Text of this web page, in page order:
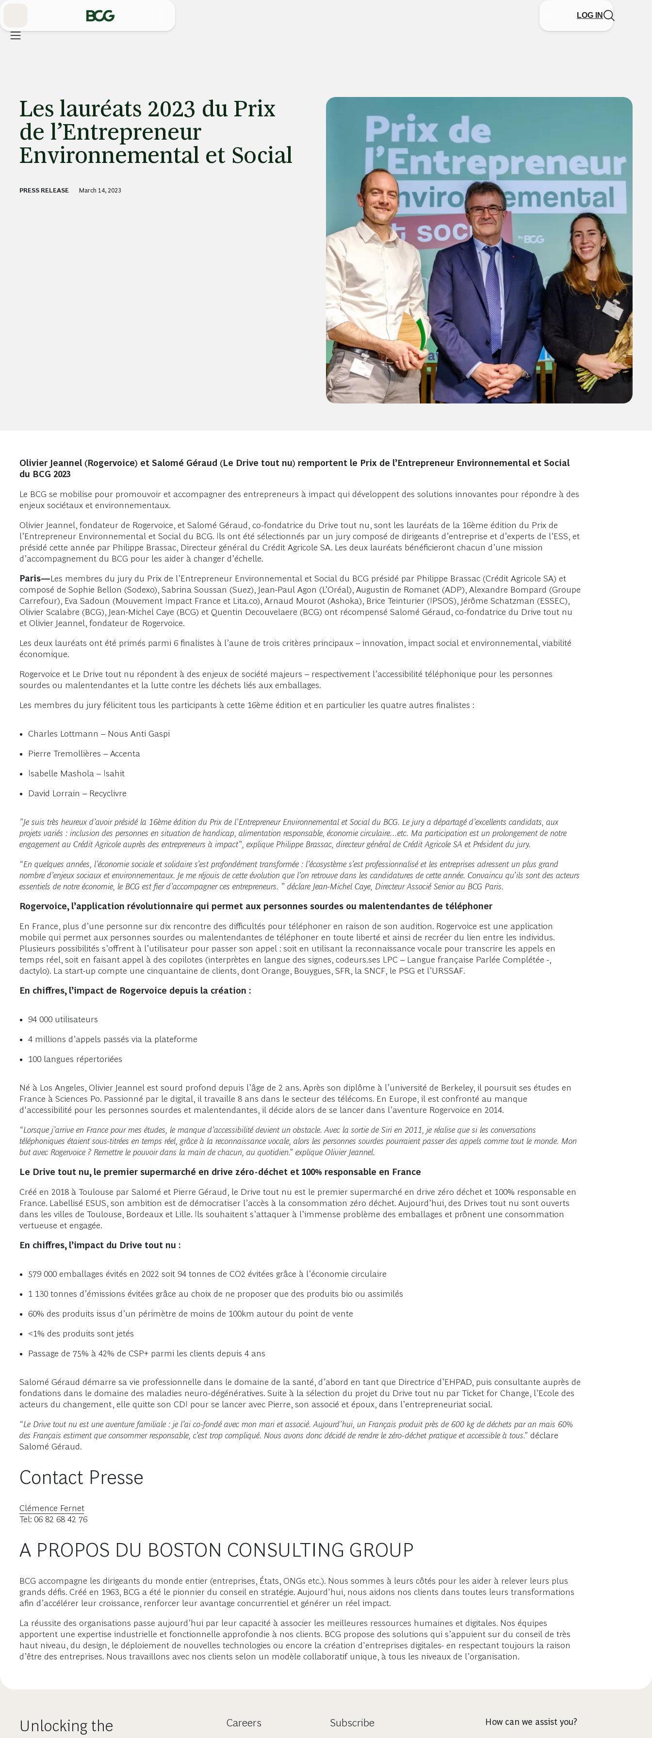
LOG IN
Les lauréats 2023 du Prix
de l’Entrepreneur
Environnemental et Social
PRESS RELEASE March 14, 2023
Olivier Jeannel (Rogervoice) et Salomé Géraud (Le Drive tout nu) remportent le Prix de l’Entrepreneur Environnemental et Social
du BCG 2023
Le BCG se mobilise pour promouvoir et accompagner des entrepreneurs à impact qui développent des solutions innovantes pour répondre à des
enjeux sociétaux et environnementaux.
Olivier Jeannel, fondateur de Rogervoice, et Salomé Géraud, co-fondatrice du Drive tout nu, sont les lauréats de la 16ème édition du Prix de
l’Entrepreneur Environnemental et Social du BCG. Ils ont été sélectionnés par un jury composé de dirigeants d’entreprise et d’experts de l’ESS, et
présidé cette année par Philippe Brassac, Directeur général du Crédit Agricole SA. Les deux lauréats bénéficieront chacun d’une mission
d’accompagnement du BCG pour les aider à changer d’échelle.
Paris—Les membres du jury du Prix de l’Entrepreneur Environnemental et Social du BCG présidé par Philippe Brassac (Crédit Agricole SA) et
composé de Sophie Bellon (Sodexo), Sabrina Soussan (Suez), Jean-Paul Agon (L’Oréal), Augustin de Romanet (ADP), Alexandre Bompard (Groupe
Carrefour), Eva Sadoun (Mouvement Impact France et Lita.co), Arnaud Mourot (Ashoka), Brice Teinturier (IPSOS), Jérôme Schatzman (ESSEC),
Olivier Scalabre (BCG), Jean-Michel Caye (BCG) et Quentin Decouvelaere (BCG) ont récompensé Salomé Géraud, co-fondatrice du Drive tout nu
et Olivier Jeannel, fondateur de Rogervoice.
Les deux lauréats ont été primés parmi 6 finalistes à l’aune de trois critères principaux – innovation, impact social et environnemental, viabilité
économique.
Rogervoice et Le Drive tout nu répondent à des enjeux de société majeurs – respectivement l’accessibilité téléphonique pour les personnes
sourdes ou malentendantes et la lutte contre les déchets liés aux emballages.
Les membres du jury félicitent tous les participants à cette 16ème édition et en particulier les quatre autres finalistes :
Charles Lottmann – Nous Anti Gaspi
Pierre Tremollières – Accenta
Isabelle Mashola – Isahit
David Lorrain – Recyclivre
”Je suis très heureux d’avoir présidé la 16ème édition du Prix de l’Entrepreneur Environnemental et Social du BCG. Le jury a départagé d’excellents candidats, aux
projets variés : inclusion des personnes en situation de handicap, alimentation responsable, économie circulaire...etc. Ma participation est un prolongement de notre
engagement au Crédit Agricole auprès des entrepreneurs à impact”, explique Philippe Brassac, directeur général de Crédit Agricole SA et Président du jury.
“En quelques années, l’économie sociale et solidaire s’est profondément transformée : l’écosystème s’est professionnalisé et les entreprises adressent un plus grand
nombre d’enjeux sociaux et environnementaux. Je me réjouis de cette évolution que l’on retrouve dans les candidatures de cette année. Convaincu qu’ils sont des acteurs
essentiels de notre économie, le BCG est fier d’accompagner ces entrepreneurs. ” déclare Jean-Michel Caye, Directeur Associé Senior au BCG Paris.
Rogervoice, l’application révolutionnaire qui permet aux personnes sourdes ou malentendantes de téléphoner
En France, plus d’une personne sur dix rencontre des difficultés pour téléphoner en raison de son audition. Rogervoice est une application
mobile qui permet aux personnes sourdes ou malentendantes de téléphoner en toute liberté et ainsi de recréer du lien entre les individus.
Plusieurs possibilités s’offrent à l’utilisateur pour passer son appel : soit en utilisant la reconnaissance vocale pour transcrire les appels en
temps réel, soit en faisant appel à des copilotes (interprètes en langue des signes, codeurs.ses LPC – Langue française Parlée Complétée -,
dactylo). La start-up compte une cinquantaine de clients, dont Orange, Bouygues, SFR, la SNCF, le PSG et l’URSSAF.
En chiffres, l’impact de Rogervoice depuis la création :
94 000 utilisateurs
4 millions d’appels passés via la plateforme
100 langues répertoriées
Né à Los Angeles, Olivier Jeannel est sourd profond depuis l’âge de 2 ans. Après son diplôme à l’université de Berkeley, il poursuit ses études en
France à Sciences Po. Passionné par le digital, il travaille 8 ans dans le secteur des télécoms. En Europe, il est confronté au manque
d'accessibilité pour les personnes sourdes et malentendantes, il décide alors de se lancer dans l’aventure Rogervoice en 2014.
“Lorsque j’arrive en France pour mes études, le manque d’accessibilité devient un obstacle. Avec la sortie de Siri en 2011, je réalise que si les conversations
téléphoniques étaient sous-titrées en temps réel, grâce à la reconnaissance vocale, alors les personnes sourdes pourraient passer des appels comme tout le monde. Mon
but avec Rogervoice ? Remettre le pouvoir dans la main de chacun, au quotidien.” explique Olivier Jeannel.
Le Drive tout nu, le premier supermarché en drive zéro-déchet et 100% responsable en France
Créé en 2018 à Toulouse par Salomé et Pierre Géraud, le Drive tout nu est le premier supermarché en drive zéro déchet et 100% responsable en
France. Labellisé ESUS, son ambition est de démocratiser l’accès à la consommation zéro déchet. Aujourd’hui, des Drives tout nu sont ouverts
dans les villes de Toulouse, Bordeaux et Lille. Ils souhaitent s’attaquer à l’immense problème des emballages et prônent une consommation
vertueuse et engagée.
En chiffres, l’impact du Drive tout nu :
579 000 emballages évités en 2022 soit 94 tonnes de CO2 évitées grâce à l’économie circulaire
1 130 tonnes d’émissions évitées grâce au choix de ne proposer que des produits bio ou assimilés
60% des produits issus d’un périmètre de moins de 100km autour du point de vente
<1% des produits sont jetés
Passage de 75% à 42% de CSP+ parmi les clients depuis 4 ans
Salomé Géraud démarre sa vie professionnelle dans le domaine de la santé, d’abord en tant que Directrice d’EHPAD, puis consultante auprès de
fondations dans le domaine des maladies neuro-dégénératives. Suite à la sélection du projet du Drive tout nu par Ticket for Change, l’Ecole des
acteurs du changement, elle quitte son CDI pour se lancer avec Pierre, son associé et époux, dans l’entrepreneuriat social.
“Le Drive tout nu est une aventure familiale : je l’ai co-fondé avec mon mari et associé. Aujourd’hui, un Français produit près de 600 kg de déchets par an mais 60%
des Français estiment que consommer responsable, c’est trop compliqué. Nous avons donc décidé de rendre le zéro-déchet pratique et accessible à tous.” déclare
Salomé Géraud.
Contact Presse
Clémence Fernet
Tel: 06 82 68 42 76
A PROPOS DU BOSTON CONSULTING GROUP
BCG accompagne les dirigeants du monde entier (entreprises, États, ONGs etc.). Nous sommes à leurs côtés pour les aider à relever leurs plus
grands défis. Créé en 1963, BCG a été le pionnier du conseil en stratégie. Aujourd'hui, nous aidons nos clients dans toutes leurs transformations
afin d’accélérer leur croissance, renforcer leur avantage concurrentiel et générer un réel impact.
La réussite des organisations passe aujourd’hui par leur capacité à associer les meilleures ressources humaines et digitales. Nos équipes
apportent une expertise industrielle et fonctionnelle approfondie à nos clients. BCG propose des solutions qui s’appuient sur du conseil de très
haut niveau, du design, le déploiement de nouvelles technologies ou encore la création d'entreprises digitales- en respectant toujours la raison
d’être des entreprises. Nous travaillons avec nos clients selon un modèle collaboratif unique, à tous les niveaux de l’organisation.
Unlocking the
Careers Subscribe How can we assist you?